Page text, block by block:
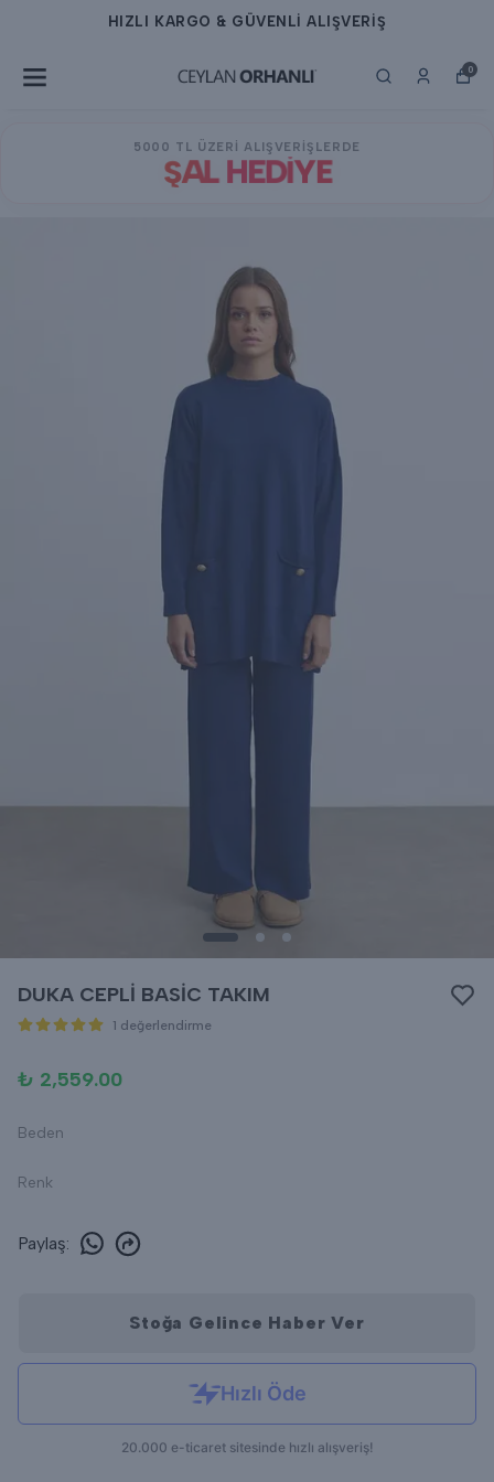
HIZLI KARGO & GÜVENLİ ALIŞVERİŞ
0
5000 TL ÜZERİ ALIŞVERİŞLERDE
ŞAL HEDİYE
DUKA CEPLİ BASİC TAKIM
1 değerlendirme
₺ 2,559.00
Beden
Renk
Paylaş:
Stoğa Gelince Haber Ver